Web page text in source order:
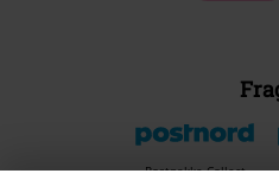
Postpakke Collect